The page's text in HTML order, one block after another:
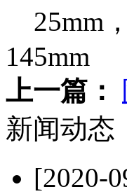
25mm
145mm
上一篇：
新闻动态
[2020-